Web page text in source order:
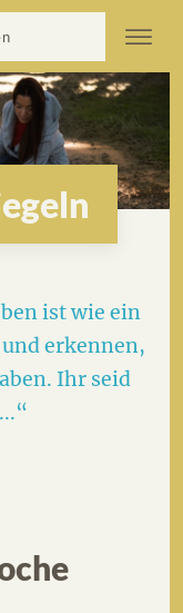
ist wie ein
erkennen,
Ihr seid